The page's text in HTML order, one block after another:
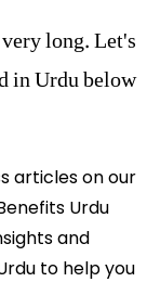
long. Let's
in Urdu below.
articles on our
Urdu
and
to help you